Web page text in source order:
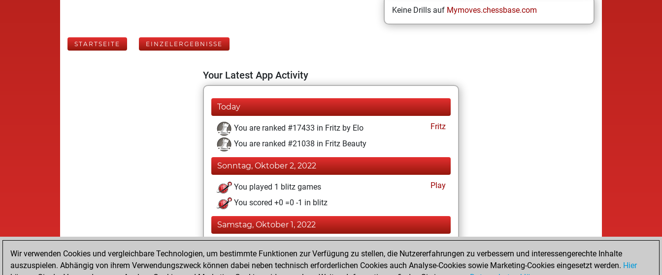
Keine Drills auf Mymoves.chessbase.com
STARTSEITE EINZELERGEBNISSE
Your Latest App Activity
Today
You are ranked #17433 in Fritz by Elo
Fritz
You are ranked #21038 in Fritz Beauty
Sonntag, Oktober 2, 2022
You played 1 blitz games
Play
You scored +0 =0 -1 in blitz
Samstag, Oktober 1, 2022
You achieved a new Elo of 1581
Wir verwenden Cookies und vergleichbare Technologien, um bestimmte Funktionen zur Verfügung zu stellen, die Nutzererfahrungen zu verbessern und interessengerechte Inhalte
auszuspielen. Abhängig von ihrem Verwendungszweck können dabei neben technisch erforderlichen Cookies auch Analyse-Cookies sowie Marketing-Cookies eingesetzt werden. Hier